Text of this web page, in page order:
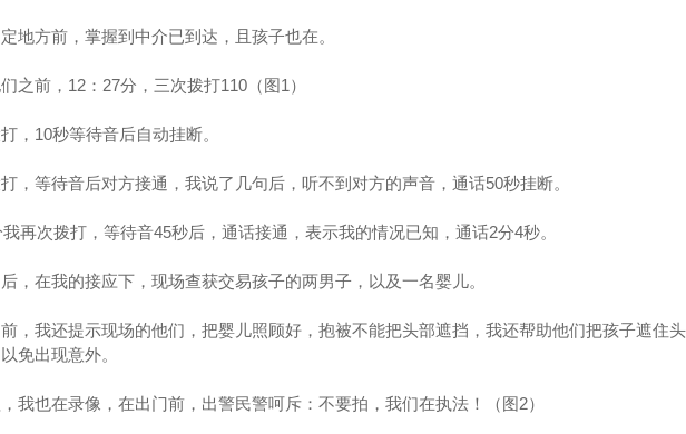
地方前，掌握到中介已到达，且孩子也在。
之前，12：27分，三次拨打110（图1）
，10秒等待音后自动挂断。
，等待音后对方接通，我说了几句后，听不到对方的声音，通话50秒挂断。
我再次拨打，等待音45秒后，通话接通，表示我的情况已知，通话2分4秒。
，在我的接应下，现场查获交易孩子的两男子，以及一名婴儿。
，我还提示现场的他们，把婴儿照顾好，抱被不能把头部遮挡，我还帮助他们把孩子遮住
免出现意外。
我也在录像，在出门前，出警民警呵斥：不要拍，我们在执法！（图2）